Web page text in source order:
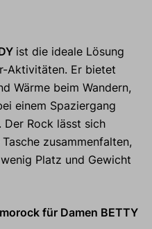
ist die ideale Lösung
Aktivitäten. Er bietet
Wärme beim Wandern,
einem Spaziergang
Rock lässt sich
zusammenfalten,
Platz und Gewicht
für Damen BETTY